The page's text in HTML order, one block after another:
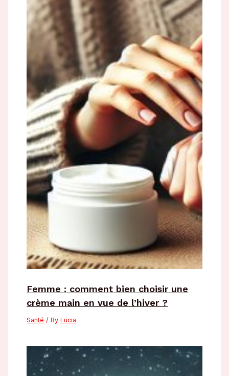
Femme : comment bien choisir une
crème main en vue de l’hiver ?
Santé / ByLucia